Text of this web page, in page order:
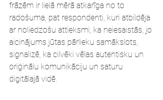
frāzēm ir lielā mērā atkarīga no to
radošuma, pat respondenti, kuri atbildēja
ar noliedzošu attieksmi, ka neiesaistās, jo
aicinājums jūtas pārlieku samākslots,
signalizē, ka cilvēki vēlas autentisku un
oriģinālu komunikāciju un saturu
digitālajā vidē.